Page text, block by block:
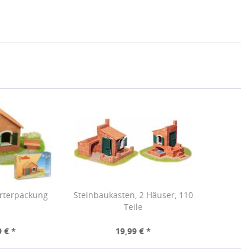
€ *
Steinbaukasten, 2 Häuser, 110
Teile
19,99 € *